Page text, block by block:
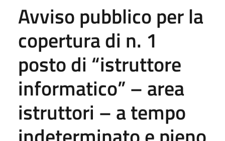
Avviso pubblico per la
copertura di n. 1
posto di “istruttore
informatico” – area
istruttori – a tempo